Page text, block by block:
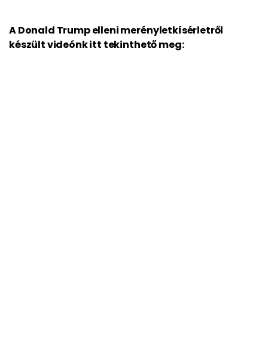
A Donald Trump elleni merényletkísérletről
készült videónk itt tekinthető meg: